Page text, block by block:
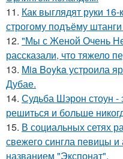
11. Как выглядят руки
строгому подъёму
12. "Мы с Женой Очень
рассказали, что тяжело
13. Mia Boyka устроила
Дубае.
14. Судьба Шэрон стоун -
решиться и больше
15. В социальных сетях
свежего сингла певицы
названием "Экспонат".